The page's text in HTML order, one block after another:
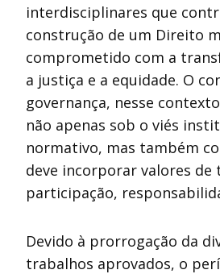
interdisciplinares que
construção de um Direito
comprometido com a
a justiça e a equidade. O
governança, nesse
não apenas sob o viés
normativo, mas também
deve incorporar valores de
participação,
Devido à prorrogação da
trabalhos aprovados, o